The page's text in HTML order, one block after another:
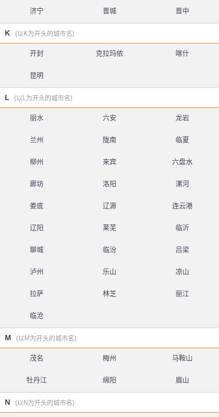
济宁 晋城 晋中
K (以K为开头的城市名)
开封 克拉玛依 喀什
昆明
L (以L为开头的城市名)
丽水 六安 龙岩
兰州 陇南 临夏
柳州 来宾 六盘水
廊坊 洛阳 漯河
娄底 辽源 连云港
辽阳 莱芜 临沂
聊城 临汾 吕梁
泸州 乐山 凉山
拉萨 林芝 丽江
临沧
M (以M为开头的城市名)
茂名 梅州 马鞍山
牡丹江 绵阳 眉山
N (以N为开头的城市名)